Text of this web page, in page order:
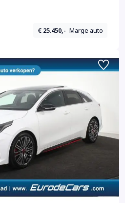
€ 25.450,- Marge auto